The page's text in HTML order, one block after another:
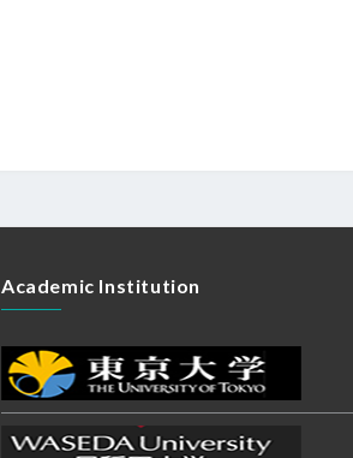
Academic Institution